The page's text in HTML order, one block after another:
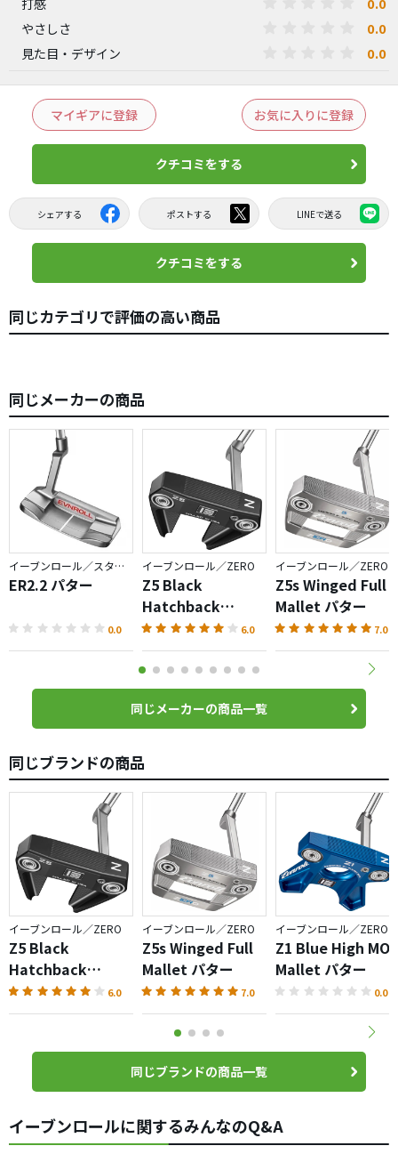
やさしさ 0.0
見た目・デザイン 0.0
マイギアに登録 お気に入りに登録
クチコミをする
シェアする ポストする LINEで送る
クチコミをする
同じカテゴリで評価の高い商品
同じメーカーの商品
イーブンロール／スタンダードシリーズ
ER2.2 パター
0.0
イーブンロール／ZERO
Z5 Black
Hatchback
Mallet パター 6.0
イーブンロール／ZERO
Z5s Winged Full
Mallet パター
7.0
同じメーカーの商品一覧
同じブランドの商品
イーブンロール／ZERO
Z5 Black
Hatchback
Mallet パター 6.0
イーブンロール／ZERO
Z5s Winged Full
Mallet パター
7.0
イーブンロール／ZERO
Z1 Blue High MOI
Mallet パター
0.0
同じブランドの商品一覧
イーブンロールに関するみんなのQ&A